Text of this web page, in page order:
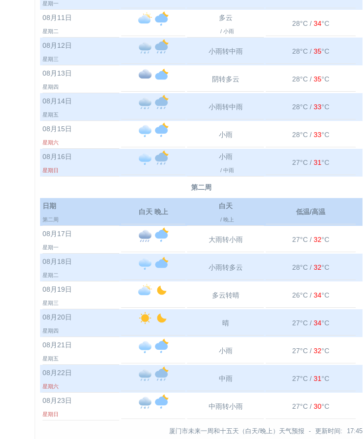
星期一
08月11日
星期二
多云
/ 小雨
28°C /34°C
08月12日
星期三
小雨转中雨 28°C /35°C
08月13日
星期四
阴转多云 28°C /35°C
08月14日
星期五
小雨转中雨 28°C /33°C
08月15日
星期六
小雨 28°C /33°C
08月16日
星期日
小雨
/ 中雨
27°C /31 °C
第二周
日期
第二周
白天 晚上
白天
/ 晚上
低温/高温
08月17日
星期一
大雨转小雨 27°C /32°C
08月18日
星期二
小雨转多云 28°C /32°C
08月19日
星期三
多云转晴 26°C /34°C
08月20日
星期四
晴 27°C /34°C
08月21日
星期五
小雨 27°C /32°C
08月22日
星期六
中雨 27°C /31 °C
08月23日
星期日
中雨转小雨 27°C /30°C
厦门市未来一周和十五天（白天/晚上）天气预报 - 更新时间: 17:45